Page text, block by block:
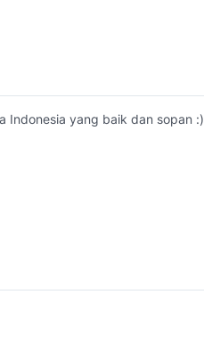
Indonesia yang baik dan sopan :)